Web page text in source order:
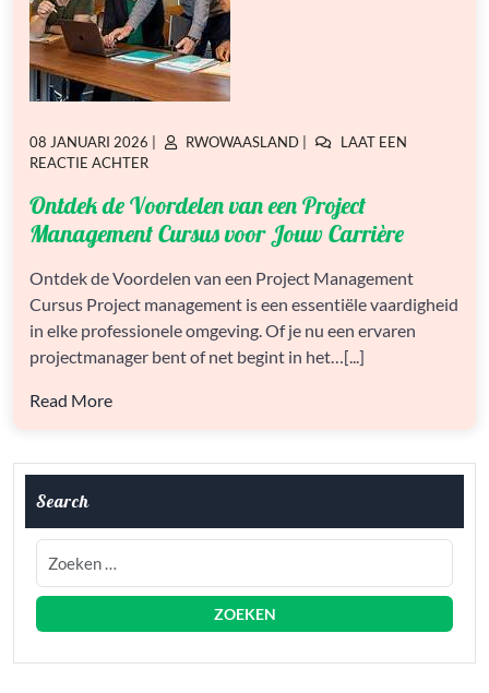
GEPLAATST
OP
08 JANUARI 2026
GEPLAATST
RWOWAASLAND
LAAT EEN
REACTIE ACHTEROP
DE
VOORDELEN
VAN
PROJECT
MANAGEMENT
CURSUS
VOOR
JOUW
Ontdek de Voordelen van een Project
Management Cursus voor Jouw Carrière
Ontdek de Voordelen van een Project Management
Cursus Project management is een essentiële vaardigheid
in elke professionele omgeving. Of je nu een ervaren
projectmanager bent of net begint in het…[...]
Read More
Search